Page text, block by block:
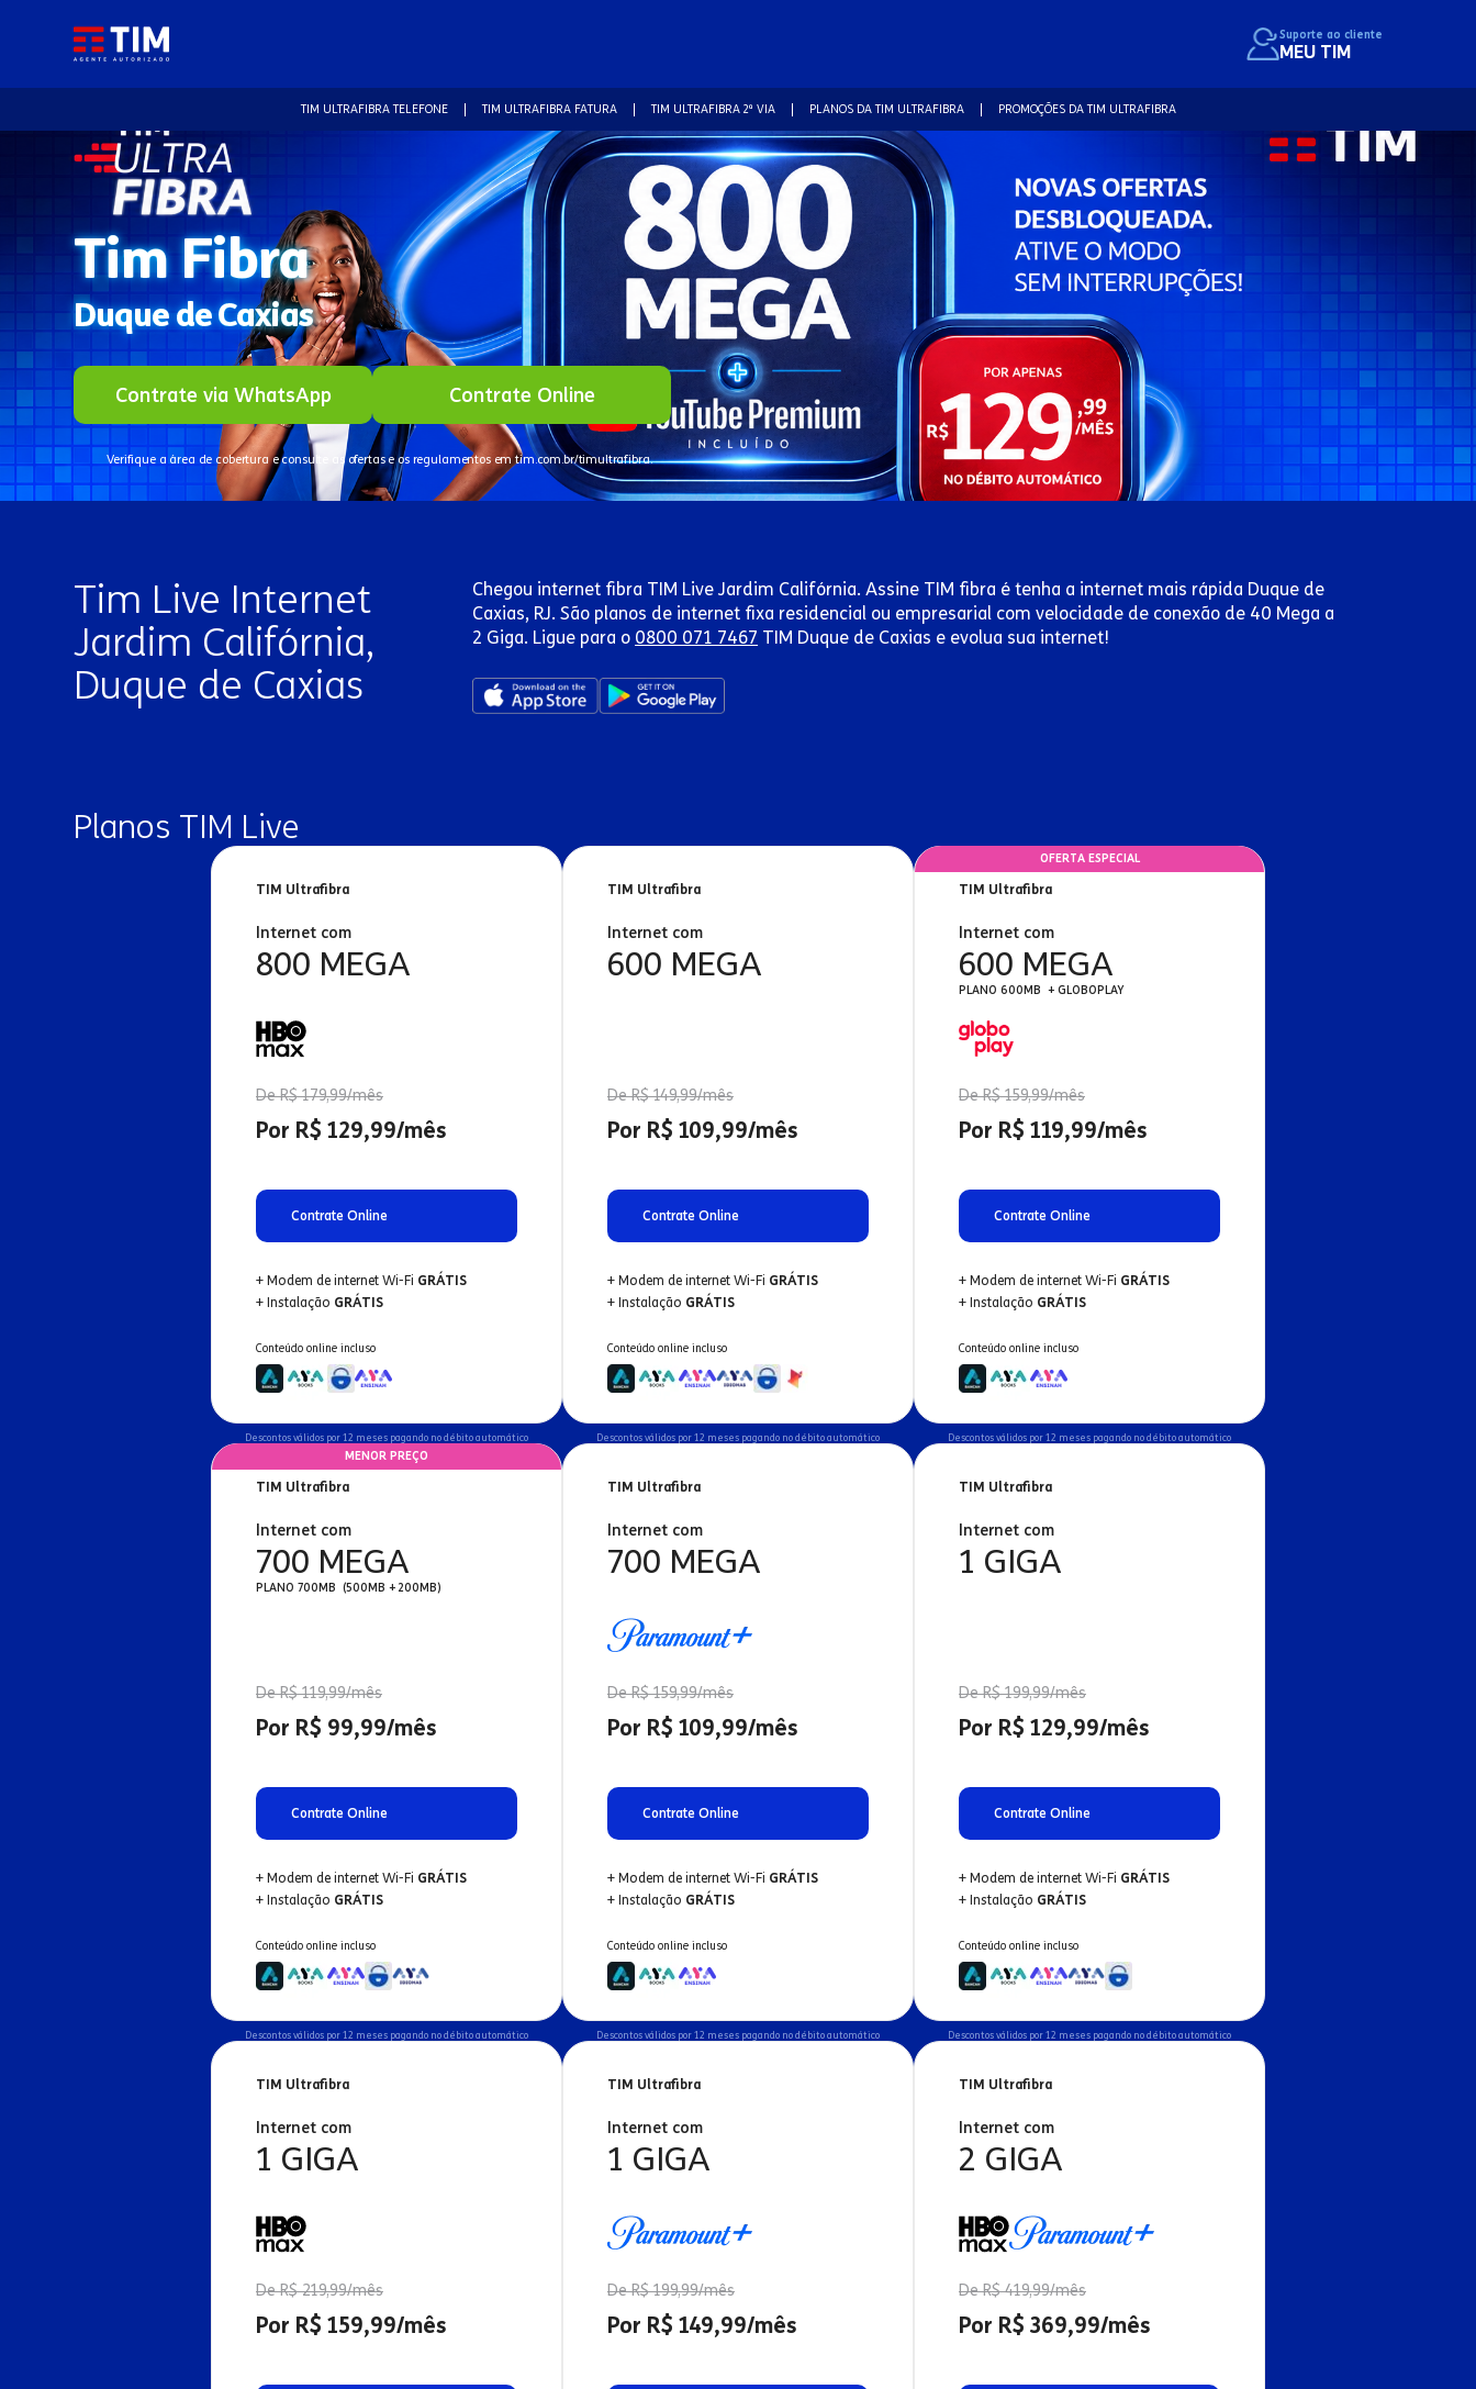
Suporte ao cliente
MEU TIM
TIM ULTRAFIBRA TELEFONE TIM ULTRAFIBRA FATURA TIM ULTRAFIBRA 2ª VIA PLANOS DA TIM ULTRAFIBRA PROMOÇÕES DA TIM ULTRAFIBRA
Tim Fibra
Duque de Caxias
Contrate via WhatsApp Contrate Online
Verifique a área de cobertura e consulte as ofertas e os regulamentos em tim.com.br/timultrafibra.
Tim Live Internet
Jardim Califórnia,
Duque de Caxias
Chegou internet fibra TIM Live Jardim Califórnia. Assine TIM fibra é tenha a internet mais rápida Duque de
Caxias, RJ. São planos de internet fixa residencial ou empresarial com velocidade de conexão de 40 Mega a
2 Giga. Ligue para o 0800 071 7467 TIM Duque de Caxias e evolua sua internet!
Planos TIM Live
TIM Ultrafibra
Internet com
800 MEGA
De R$ 179,99/mês
Por R$ 129,99/mês
Contrate Online
+ Modem de internet Wi-Fi GRÁTIS
+ Instalação GRÁTIS
Conteúdo online incluso
Descontos válidos por 12 meses pagando no débito automático
TIM Ultrafibra
Internet com
600 MEGA
De R$ 149,99/mês
Por R$ 109,99/mês
Contrate Online
+ Modem de internet Wi-Fi GRÁTIS
+ Instalação GRÁTIS
Conteúdo online incluso
Descontos válidos por 12 meses pagando no débito automático
TIM Ultrafibra
Internet com
600 MEGA
PLANO 600MB + GLOBOPLAY
De R$ 159,99/mês
Por R$ 119,99/mês
Contrate Online
+ Modem de internet Wi-Fi GRÁTIS
+ Instalação GRÁTIS
Conteúdo online incluso
OFERTA ESPECIAL
Descontos válidos por 12 meses pagando no débito automático
TIM Ultrafibra
Internet com
700 MEGA
PLANO 700MB (500MB + 200MB)
De R$ 119,99/mês
Por R$ 99,99/mês
Contrate Online
+ Modem de internet Wi-Fi GRÁTIS
+ Instalação GRÁTIS
Conteúdo online incluso
MENOR PREÇO
Descontos válidos por 12 meses pagando no débito automático
TIM Ultrafibra
Internet com
700 MEGA
De R$ 159,99/mês
Por R$ 109,99/mês
Contrate Online
+ Modem de internet Wi-Fi GRÁTIS
+ Instalação GRÁTIS
Conteúdo online incluso
Descontos válidos por 12 meses pagando no débito automático
TIM Ultrafibra
Internet com
1 GIGA
De R$ 199,99/mês
Por R$ 129,99/mês
Contrate Online
+ Modem de internet Wi-Fi GRÁTIS
+ Instalação GRÁTIS
Conteúdo online incluso
Descontos válidos por 12 meses pagando no débito automático
TIM Ultrafibra
Internet com
1 GIGA
De R$ 219,99/mês
Por R$ 159,99/mês
TIM Ultrafibra
Internet com
1 GIGA
De R$ 199,99/mês
Por R$ 149,99/mês
TIM Ultrafibra
Internet com
2 GIGA
De R$ 419,99/mês
Por R$ 369,99/mês